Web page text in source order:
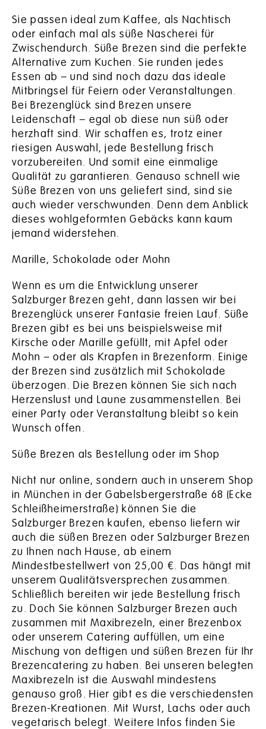
Sie passen ideal zum Kaffee, als Nachtisch
oder einfach mal als süße Nascherei für
Zwischendurch. Süße Brezen sind die perfekte
Alternative zum Kuchen. Sie runden jedes
Essen ab – und sind noch dazu das ideale
Mitbringsel für Feiern oder Veranstaltungen.
Bei Brezenglück sind Brezen unsere
Leidenschaft – egal ob diese nun süß oder
herzhaft sind. Wir schaffen es, trotz einer
riesigen Auswahl, jede Bestellung frisch
vorzubereiten. Und somit eine einmalige
Qualität zu garantieren. Genauso schnell wie
Süße Brezen von uns geliefert sind, sind sie
auch wieder verschwunden. Denn dem Anblick
dieses wohlgeformten Gebäcks kann kaum
jemand widerstehen.
Marille, Schokolade oder Mohn
Wenn es um die Entwicklung unserer
Salzburger Brezen geht, dann lassen wir bei
Brezenglück unserer Fantasie freien Lauf. Süße
Brezen gibt es bei uns beispielsweise mit
Kirsche oder Marille gefüllt, mit Apfel oder
Mohn – oder als Krapfen in Brezenform. Einige
der Brezen sind zusätzlich mit Schokolade
überzogen. Die Brezen können Sie sich nach
Herzenslust und Laune zusammenstellen. Bei
einer Party oder Veranstaltung bleibt so kein
Wunsch offen.
Süße Brezen als Bestellung oder im Shop
Nicht nur online, sondern auch in unserem Shop
in München in der Gabelsbergerstraße 68 (Ecke
Schleißheimerstraße) können Sie die
Salzburger Brezen kaufen, ebenso liefern wir
auch die süßen Brezen oder Salzburger Brezen
zu Ihnen nach Hause, ab einem
Mindestbestellwert von 25,00 €. Das hängt mit
unserem Qualitätsversprechen zusammen.
Schließlich bereiten wir jede Bestellung frisch
zu. Doch Sie können Salzburger Brezen auch
zusammen mit Maxibrezeln, einer Brezenbox
oder unserem Catering auffüllen, um eine
Mischung von deftigen und süßen Brezen für Ihr
Brezencatering zu haben. Bei unseren belegten
Maxibrezeln ist die Auswahl mindestens
genauso groß. Hier gibt es die verschiedensten
Brezen-Kreationen. Mit Wurst, Lachs oder auch
vegetarisch belegt. Weitere Infos finden Sie